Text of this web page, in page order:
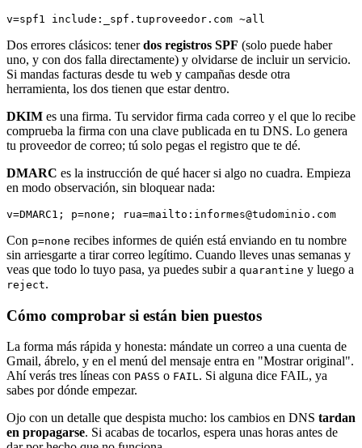
v=spf1 include:_spf.tuproveedor.com ~all
Dos errores clásicos: tenerdos registros SPF (solo puede haber
uno, y con dos falla directamente) y olvidarse de incluir un servicio.
Si mandas facturas desde tu web y campañas desde otra
herramienta, los dos tienen que estar dentro.
DKIM es una firma. Tu servidor firma cada correo y el que lo recibe
comprueba la firma con una clave publicada en tu DNS. Lo genera
tu proveedor de correo; tú solo pegas el registro que te dé.
DMARC es la instrucción de qué hacer si algo no cuadra. Empieza
en modo observación, sin bloquear nada:
v=DMARC1; p=none; rua=mailto:informes@tudominio.com
Con p=none recibes informes de quién está enviando en tu nombre
sin arriesgarte a tirar correo legítimo. Cuando lleves unas semanas y
veas que todo lo tuyo pasa, ya puedes subir a quarantine y luego a
reject.
Cómo comprobar si están bien puestos
La forma más rápida y honesta: mándate un correo a una cuenta de
Gmail, ábrelo, y en el menú del mensaje entra en "Mostrar original".
Ahí verás tres líneas con PASS o FAIL. Si alguna dice FAIL, ya
sabes por dónde empezar.
Ojo con un detalle que despista mucho: los cambios en DNS tardan
en propagarse. Si acabas de tocarlos, espera unas horas antes de